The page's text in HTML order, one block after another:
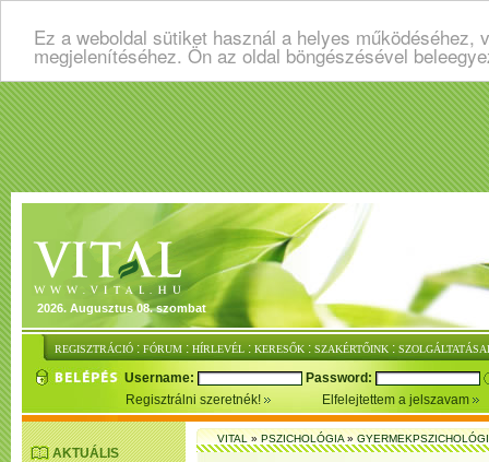
Ez a weboldal sütiket használ a helyes
megjelenítéséhez. Ön az oldal böngészésével
2026. Augusztus 08. szombat
REGISZTRÁCIÓ : FÓRUM : HÍRLEVÉL : KERESŐK : SZAKÉRTŐINK :
Username:
Password:
Regisztrálni szeretnék!
Elfelejtettem a jelszavam
AKTUÁLIS
VITAL»PSZICHOLÓGIA»